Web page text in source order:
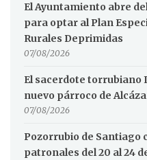
El Ayuntamiento abre
para optar al Plan
Rurales Deprimidas
07/08/2026
El sacerdote torrubiano
nuevo párroco de
07/08/2026
Pozorrubio de Santiago
patronales del 20 al 24